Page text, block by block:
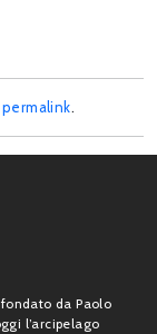
permalink.
da Paolo
l’arcipelago